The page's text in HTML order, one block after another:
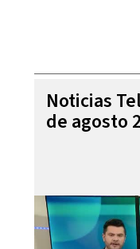
Noticias
de agosto